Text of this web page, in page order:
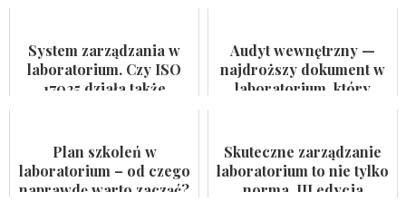
System zarządzania w
laboratorium. Czy ISO
17025 działa także
Audyt wewnętrzny —
najdroższy dokument w
laboratorium, który
Plan szkoleń w
laboratorium – od czego
naprawdę warto zacząć?
Skuteczne zarządzanie
laboratorium to nie tylko
norma. III edycja